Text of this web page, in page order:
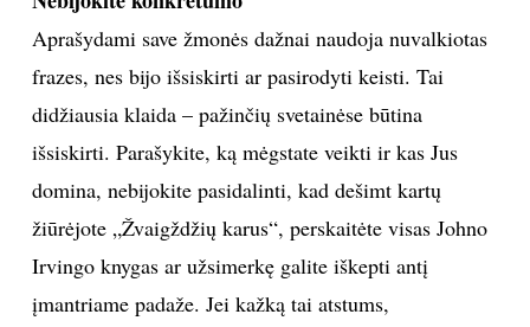
PRENUMERUOK
NAUJIENLAIŠKĮ
Aprašydami save žmonės dažnai naudoja nuvalkiotas
frazes, nes bijo išsiskirti ar pasirodyti keisti. Tai
didžiausia klaida – pažinčių svetainėse būtina
išsiskirti. Parašykite, ką mėgstate veikti ir kas Jus
domina, nebijokite pasidalinti, kad dešimt kartų
žiūrėjote „Žvaigždžių karus“, perskaitėte visas Johno
Irvingo knygas ar užsimerkę galite iškepti antį
įmantriame padaže. Jei kažką tai atstums,